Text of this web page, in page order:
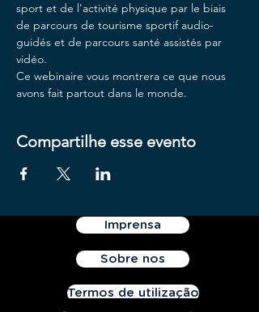
sport et de l'activité physique par le biais
de parcours de tourisme sportif audio-
guidés et de parcours santé assistés par
vidéo.
Ce webinaire vous montrera ce que nous
avons fait partout dans le monde.
Compartilhe esse evento
Imprensa
Sobre nos
Termos de utilização